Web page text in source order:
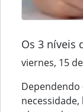
Os 3 níveis
viernes, 15
necessidade,